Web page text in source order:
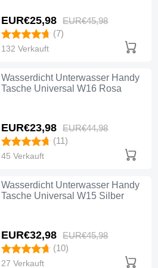
EUR€25,98 EUR€45,98
(7)
132 Verkauft
Wasserdicht Unterwasser Handy
Tasche Universal W16 Rosa
EUR€23,98 EUR€44,98
(11)
45 Verkauft
Wasserdicht Unterwasser Handy
Tasche Universal W15 Silber
EUR€32,98 EUR€45,98
(10)
27 Verkauft